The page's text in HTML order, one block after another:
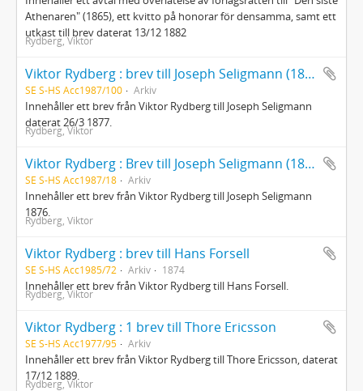
Athenaren" (1865), ett kvitto på honorar för densamma, samt ett
utkast till brev daterat 13/12 1882
Rydberg, Viktor
Viktor Rydberg : brev till Joseph Seligmann (1877)
SE S-HS Acc1987/100 Arkiv
Innehåller ett brev från Viktor Rydberg till Joseph Seligmann
daterat 26/3 1877.
Rydberg, Viktor
Viktor Rydberg : Brev till Joseph Seligmann (1876)
SE S-HS Acc1987/18 Arkiv
Innehåller ett brev från Viktor Rydberg till Joseph Seligmann
1876.
Rydberg, Viktor
Viktor Rydberg : brev till Hans Forsell
SE S-HS Acc1985/72 Arkiv 1874
Innehåller ett brev från Viktor Rydberg till Hans Forsell.
Rydberg, Viktor
Viktor Rydberg : 1 brev till Thore Ericsson
SE S-HS Acc1977/95 Arkiv
Innehåller ett brev från Viktor Rydberg till Thore Ericsson, daterat
17/12 1889.
Rydberg, Viktor